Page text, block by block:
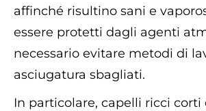
affinché risultino sani e
essere protetti dagli agenti
necessario evitare metodi di
asciugatura sbagliati.
In particolare, capelli ricci corti